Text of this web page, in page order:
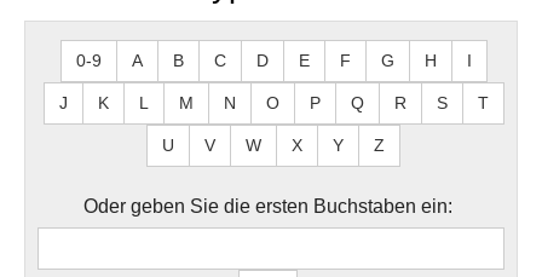
0-9 A B C D E F G H I
J K L M N O P Q R S T
U V W X Y Z
Oder geben Sie die ersten Buchstaben ein: